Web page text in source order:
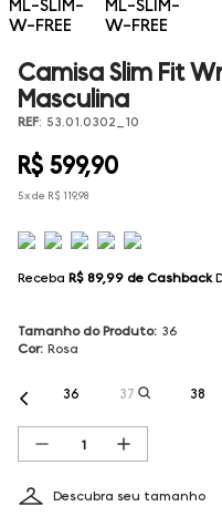
Camisa Slim Fit
Masculina
REF: 53.01.0302_10
R$ 599,90
5x de R$ 119,98
Receba R$ 89,99 de Cashback
Tamanho do Produto: 36
Cor: Rosa
36 37 38
Descubra seu tamanho